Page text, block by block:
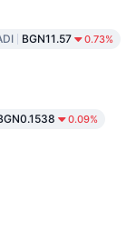
BGN11.57 0.73%
0.09%